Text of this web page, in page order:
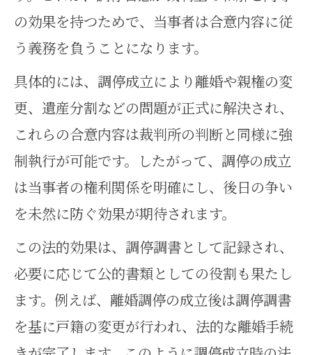
の効果を持つためで、当事者は合意内容に従
う義務を負うことになります。
具体的には、調停成立により離婚や親権の変
更、遺産分割などの問題が正式に解決され、
これらの合意内容は裁判所の判断と同様に強
制執行が可能です。したがって、調停の成立
は当事者の権利関係を明確にし、後日の争い
を未然に防ぐ効果が期待されます。
この法的効果は、調停調書として記録され、
必要に応じて公的書類としての役割も果たし
ます。例えば、離婚調停の成立後は調停調書
を基に戸籍の変更が行われ、法的な離婚手続